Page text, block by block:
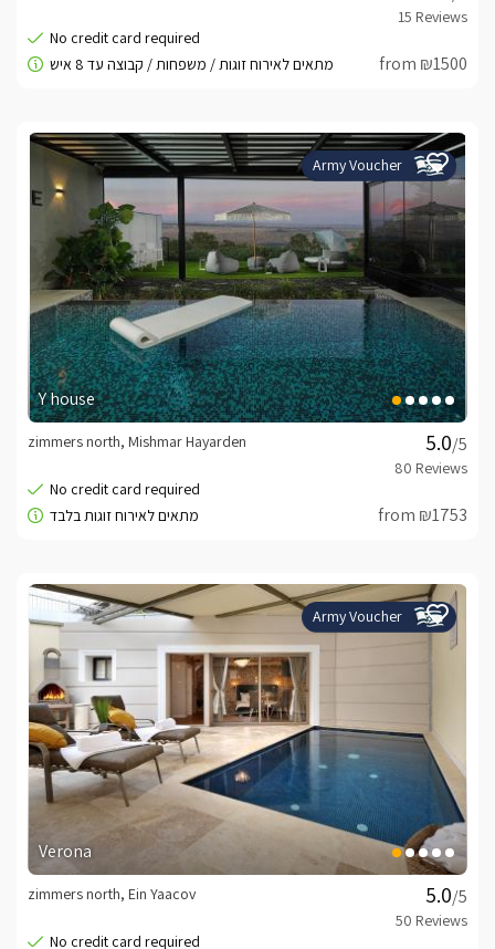
from ₪1500
Army Voucher
Y house
/5
zimmers north, Mishmar Hayarden
from ₪1753
Army Voucher
Verona
/5
zimmers north, Ein Yaacov